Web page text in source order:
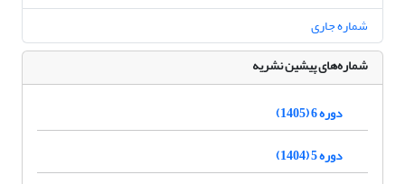
شماره جاری
شماره‌های پیشین نشریه
دوره 6 (1405)
دوره 5 (1404)